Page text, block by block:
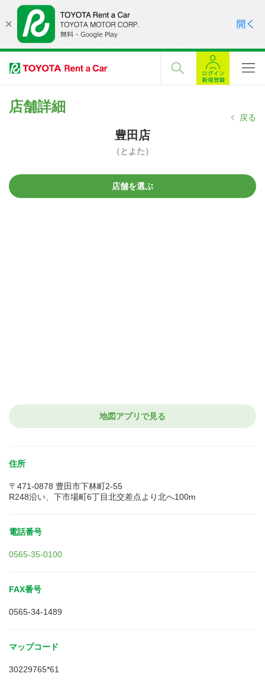
店舗詳細
戻る
豊田店
（とよた）
店舗を選ぶ
地図アプリで見る
住所
〒471-0878 豊田市下林町2-55
R248沿い、下市場町6丁目北交差点より北へ100m
電話番号
0565-35-0100
FAX番号
0565-34-1489
マップコード
30229765*61